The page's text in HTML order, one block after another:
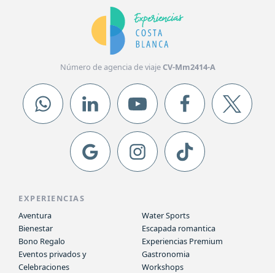
Número de agencia de viajeCV-Mm2414-A
EXPERIENCIAS
Aventura
Bienestar
Bono Regalo
Eventos privados y
Celebraciones
Water Sports
Escapada romantica
Experiencias Premium
Gastronomia
Workshops